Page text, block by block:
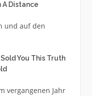
A Distance
und auf den
You This Truth
vergangenen Jahr